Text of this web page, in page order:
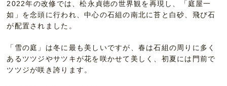
2022年の改修では、松永貞徳の世界観を再現し、「庭屋一
如」を念頭に行われ、中心の石組の南北に苔と白砂、飛び石
が配置されました。
「雪の庭」は冬に最も美しいですが、春は石組の周りに多く
あるツツジやサツキが花を咲かせて美しく、初夏には門前で
ツツジが咲き誇ります。